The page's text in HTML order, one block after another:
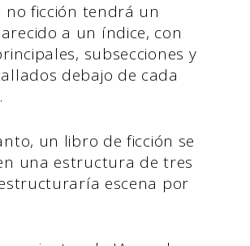
no ficción tendrá un
a un índice, con
subsecciones y
debajo de cada
un libro de ficción se
una estructura de tres
escena por